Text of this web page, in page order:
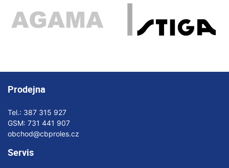
Prodejna
Tel.: 387 315 927
GSM: 731 441 907
obchod@cbproles.cz
Servis